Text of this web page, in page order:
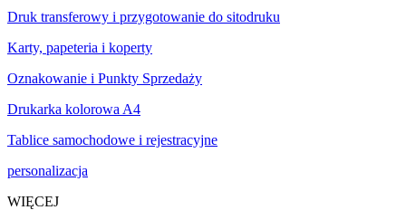
Druk transferowy i przygotowanie do sitodruku
Karty, papeteria i koperty
Oznakowanie i Punkty Sprzedaży
Drukarka kolorowa A4
Tablice samochodowe i rejestracyjne
personalizacja
WIĘCEJ